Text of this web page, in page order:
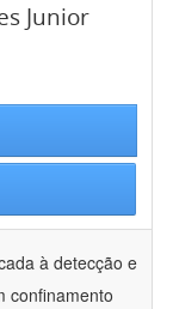
Junior
à detecção e
confinamento